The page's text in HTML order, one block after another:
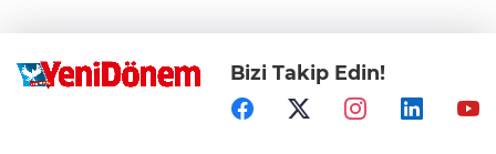
Bizi Takip Edin!